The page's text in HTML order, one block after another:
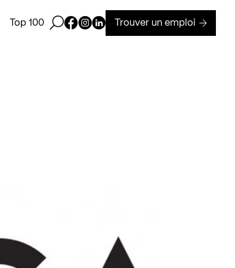
Top 100 Ouvrir la barre de recherche
Page Facebook de Kollectif
Page Instagram de Kollectif
Page Linkedin de Kollectif
Trouver un emploi